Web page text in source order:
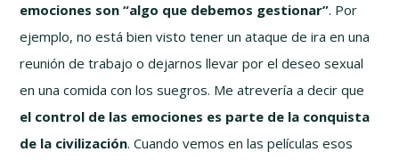
emociones son “algo que debemos gestionar”. Por
ejemplo, no está bien visto tener un ataque de ira en una
reunión de trabajo o dejarnos llevar por el deseo sexual
en una comida con los suegros. Me atrevería a decir que
el control de las emociones es parte de la conquista
de la civilización. Cuando vemos en las películas esos